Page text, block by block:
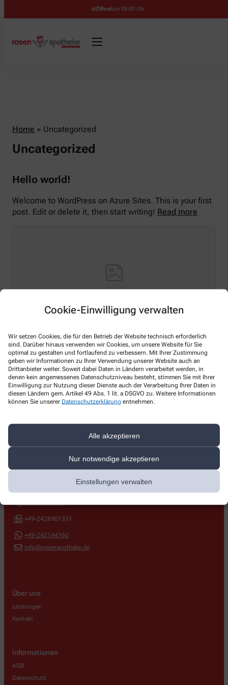
Cookie-Einwilligung verwalten
Wir setzen Cookies, die für den Betrieb der Website technisch erforderlich
sind. Darüber hinaus verwenden wir Cookies, um unsere Website für Sie
optimal zu gestalten und fortlaufend zu verbessern. Mit Ihrer Zustimmung
geben wir Informationen zu Ihrer Verwendung unserer Website auch an
Drittanbieter weiter. Soweit dabei Daten in Ländern verarbeitet werden, in
denen kein angemessenes Datenschutzniveau besteht, stimmen Sie mit Ihrer
Einwilligung zur Nutzung dieser Dienste auch der Verarbeitung Ihrer Daten in
diesen Ländern gem. Artikel 49 Abs. 1 lit. a DSGVO zu. Weitere Informationen
können Sie unserer Datenschutzerklärung entnehmen.
Alle akzeptieren
Nur notwendige akzeptieren
Einstellungen verwalten
Öffnetum 08:00 Uhr
Home » Uncategorized
Uncategorized
Hello world!
Welcome to WordPress on Azure Sites. This is your first
post. Edit or delete it, then start writing! Read more
Hello world!
Welcome to WordPress on Azure Sites. This is your first
post. Edit or delete it, then start writing!
Mehr lesen
Kontakt
Rosen-Apotheke
+49-2428901331
+49-242144160
info@rosenapotheke.de
Über uns
Leistungen
Kontakt
Informationen
AGB
Datenschutz